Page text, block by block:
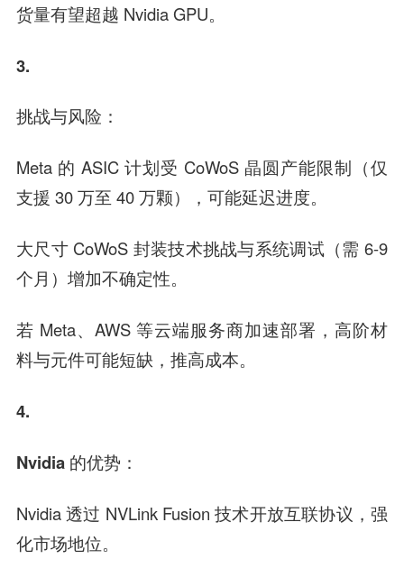
货量有望超越 Nvidia GPU。
3.
挑战与风险：
Meta 的 ASIC 计划受 CoWoS 晶圆产能限制（仅
支援 30 万至 40 万颗），可能延迟进度。
大尺寸 CoWoS 封装技术挑战与系统调试（需 6-9
个月）增加不确定性。
若 Meta、AWS 等云端服务商加速部署，高阶材
料与元件可能短缺，推高成本。
4.
Nvidia 的优势：
Nvidia 透过 NVLink Fusion 技术开放互联协议，强
化市场地位。